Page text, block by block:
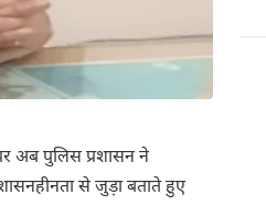
अब पुलिस प्रशासन ने
से जुड़ा बताते हुए